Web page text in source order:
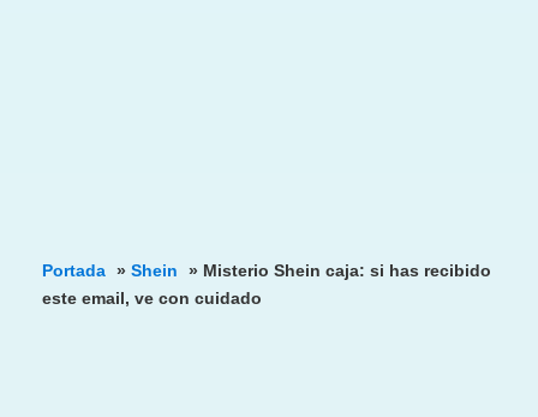
Portada » Shein » Misterio Shein caja: si has recibido
este email, ve con cuidado